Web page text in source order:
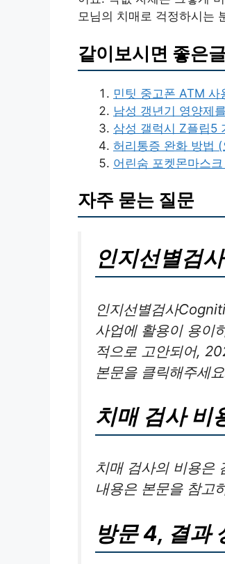
모님의 치매로 걱정하시는
같이보시면 좋은
민팃 중고폰 ATM
남성 갱년기 영양제
삼성 갤럭시 Z플립5
허리통증 완화 방법
어린숨 포켓몬마스
자주 묻는 질문
인지선별검
인지선별검사
사업에 활용이 용이
적으로 고안되어,
본문을 클릭해주세
치매 검사 비
치매 검사의 비용은
내용은 본문을 참고
방문 4, 결과